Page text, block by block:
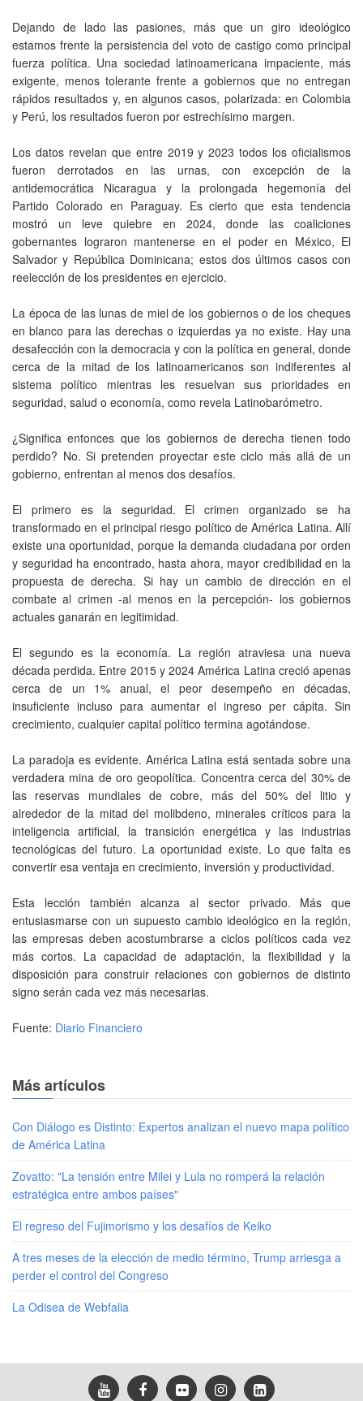
Dejando de lado las pasiones, más que un giro ideológico
estamos frente la persistencia del voto de castigo como principal
fuerza política. Una sociedad latinoamericana impaciente, más
exigente, menos tolerante frente a gobiernos que no entregan
rápidos resultados y, en algunos casos, polarizada: en Colombia
y Perú, los resultados fueron por estrechísimo margen.
Los datos revelan que entre 2019 y 2023 todos los oficialismos
fueron derrotados en las urnas, con excepción de la
antidemocrática Nicaragua y la prolongada hegemonía del
Partido Colorado en Paraguay. Es cierto que esta tendencia
mostró un leve quiebre en 2024, donde las coaliciones
gobernantes lograron mantenerse en el poder en México, El
Salvador y República Dominicana; estos dos últimos casos con
reelección de los presidentes en ejercicio.
La época de las lunas de miel de los gobiernos o de los cheques
en blanco para las derechas o izquierdas ya no existe. Hay una
desafección con la democracia y con la política en general, donde
cerca de la mitad de los latinoamericanos son indiferentes al
sistema político mientras les resuelvan sus prioridades en
seguridad, salud o economía, como revela Latinobarómetro.
¿Significa entonces que los gobiernos de derecha tienen todo
perdido? No. Si pretenden proyectar este ciclo más allá de un
gobierno, enfrentan al menos dos desafíos.
El primero es la seguridad. El crimen organizado se ha
transformado en el principal riesgo político de América Latina. Allí
existe una oportunidad, porque la demanda ciudadana por orden
y seguridad ha encontrado, hasta ahora, mayor credibilidad en la
propuesta de derecha. Si hay un cambio de dirección en el
combate al crimen -al menos en la percepción- los gobiernos
actuales ganarán en legitimidad.
El segundo es la economía. La región atraviesa una nueva
década perdida. Entre 2015 y 2024 América Latina creció apenas
cerca de un 1% anual, el peor desempeño en décadas,
insuficiente incluso para aumentar el ingreso per cápita. Sin
crecimiento, cualquier capital político termina agotándose.
La paradoja es evidente. América Latina está sentada sobre una
verdadera mina de oro geopolítica. Concentra cerca del 30% de
las reservas mundiales de cobre, más del 50% del litio y
alrededor de la mitad del molibdeno, minerales críticos para la
inteligencia artificial, la transición energética y las industrias
tecnológicas del futuro. La oportunidad existe. Lo que falta es
convertir esa ventaja en crecimiento, inversión y productividad.
Esta lección también alcanza al sector privado. Más que
entusiasmarse con un supuesto cambio ideológico en la región,
las empresas deben acostumbrarse a ciclos políticos cada vez
más cortos. La capacidad de adaptación, la flexibilidad y la
disposición para construir relaciones con gobiernos de distinto
signo serán cada vez más necesarias.
Fuente: Diario Financiero
Más artículos
Con Diálogo es Distinto: Expertos analizan el nuevo mapa político
de América Latina
Zovatto: "La tensión entre Milei y Lula no romperá la relación
estratégica entre ambos países"
El regreso del Fujimorismo y los desafíos de Keiko
A tres meses de la elección de medio término, Trump arriesga a
perder el control del Congreso
La Odisea de Webfalia